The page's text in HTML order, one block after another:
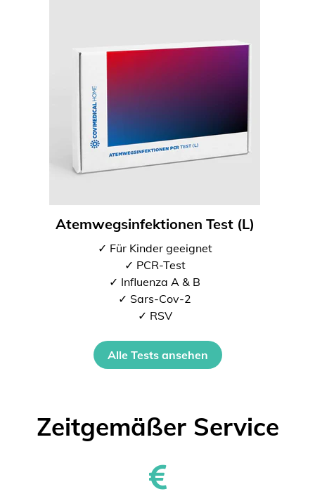
Atemwegsinfektionen Test (L)
✓ Für Kinder geeignet
✓ PCR-Test
✓ Influenza A & B
✓ Sars-Cov-2
✓ RSV
Alle Tests ansehen
Zeitgemäßer Service